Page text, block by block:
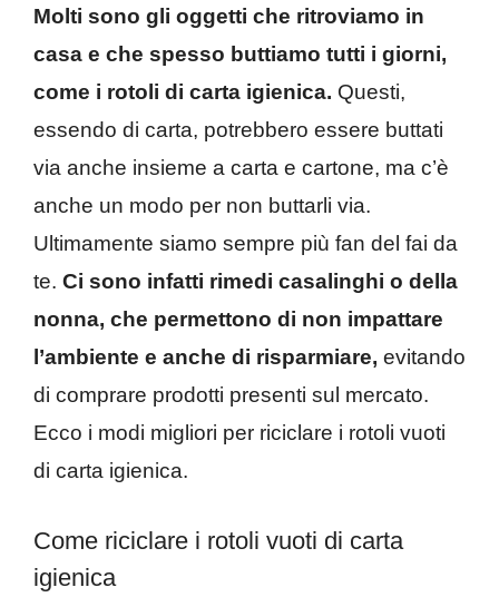
Molti sono gli oggetti che ritroviamo in
casa e che spesso buttiamo tutti i giorni,
come i rotoli di carta igienica. Questi,
essendo di carta, potrebbero essere buttati
via anche insieme a carta e cartone, ma c’è
anche un modo per non buttarli via.
Ultimamente siamo sempre più fan del fai da
te. Ci sono infatti rimedi casalinghi o della
nonna, che permettono di non impattare
l’ambiente e anche di risparmiare, evitando
di comprare prodotti presenti sul mercato.
Ecco i modi migliori per riciclare i rotoli vuoti
di carta igienica.
Come riciclare i rotoli vuoti di carta
igienica